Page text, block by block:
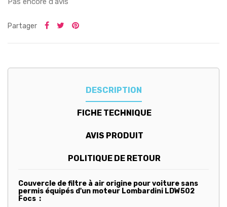
Partager
DESCRIPTION
FICHE TECHNIQUE
AVIS PRODUIT
POLITIQUE DE RETOUR
Couvercle de filtre à air origine pour voiture sans
permis équipés d'un moteur Lombardini LDW502
Focs :